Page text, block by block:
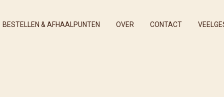
BESTELLEN & AFHAALPUNTEN OVER CONTACT